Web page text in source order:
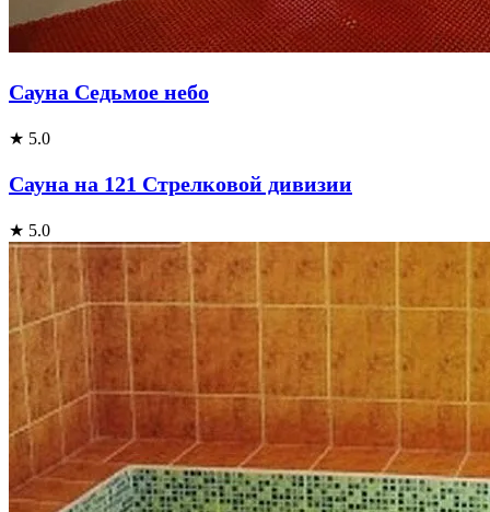
Сауна Седьмое небо
★ 5.0
Сауна на 121 Стрелковой дивизии
★ 5.0